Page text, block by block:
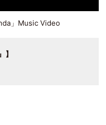
」Music Video